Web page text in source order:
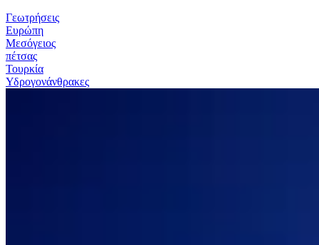
Γεωτρήσεις
Ευρώπη
Μεσόγειος
πέτσας
Τουρκία
Υδρογονάνθρακες